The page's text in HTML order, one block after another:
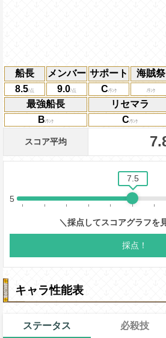
船長 メンバー サポート
海賊祭
8.5
9.0
C
最強船長
リセマラ
B
C
キャラ性能表
ステータス 必殺技